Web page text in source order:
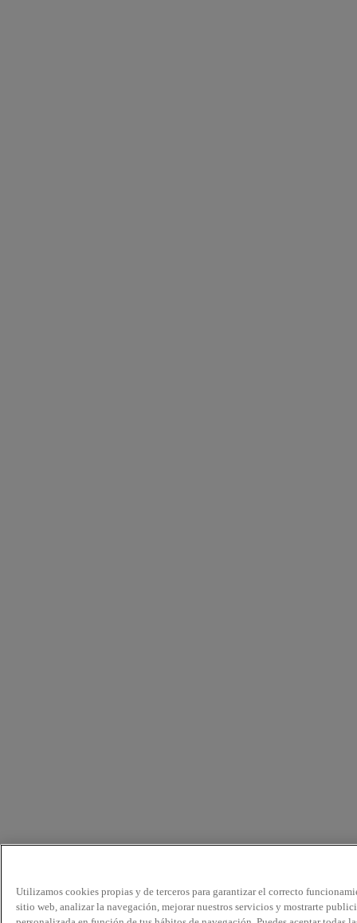
Utilizamos cookies propias y de terceros para garantizar el correcto
sitio web, analizar la navegación, mejorar nuestros servicios y mostrarte